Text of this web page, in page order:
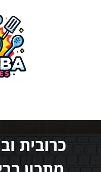
כרובית